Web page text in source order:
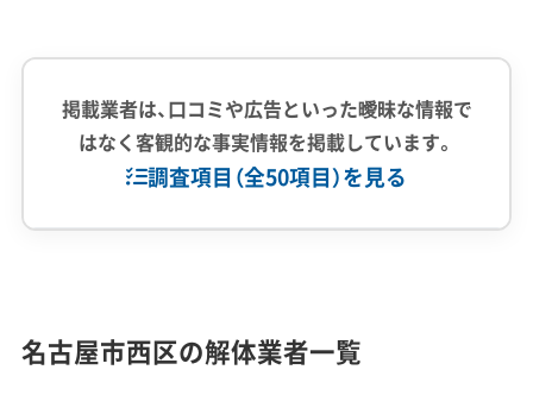
発、歴史ある中南部では景観への配慮、中部は
住宅の建て替え、北部は水害対策と、エリアご
リアに分けられ、それぞれで解体工事のポイントが
掲載業者は、口コミや広告といった曖昧な情報で
はなく客観的な事実情報を掲載しています。
調査項目（全50項目）を見る
従業員30人以上
中間処理場保有
公共工事の経験
名古屋市西区の解体業者一覧